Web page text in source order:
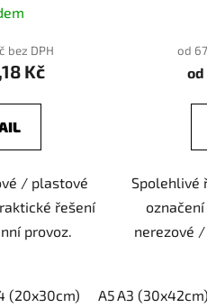
bez DPH
Kč
/ plastové
řešení
provoz.
(20x30cm) A5 (15x21cm)
od
od
Spolehlivé
nerezové
A3 (30x42cm)